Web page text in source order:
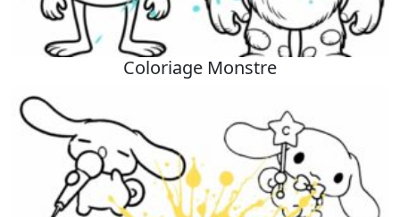
Coloriage Monstre